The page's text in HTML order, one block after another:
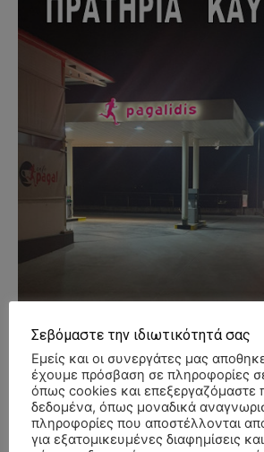
Σεβόμαστε την ιδιωτικότητά σας
Εμείς και οι συνεργάτες μας
έχουμε πρόσβαση σε πληροφορίες
όπως cookies και επεξεργαζόμαστε
δεδομένα, όπως μοναδικά
πληροφορίες που αποστέλλονται
για εξατομικευμένες διαφημίσεις